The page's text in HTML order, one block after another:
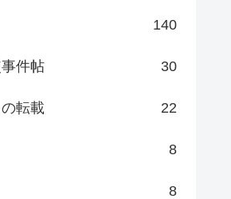
140
件帖 30
転載 22
8
8